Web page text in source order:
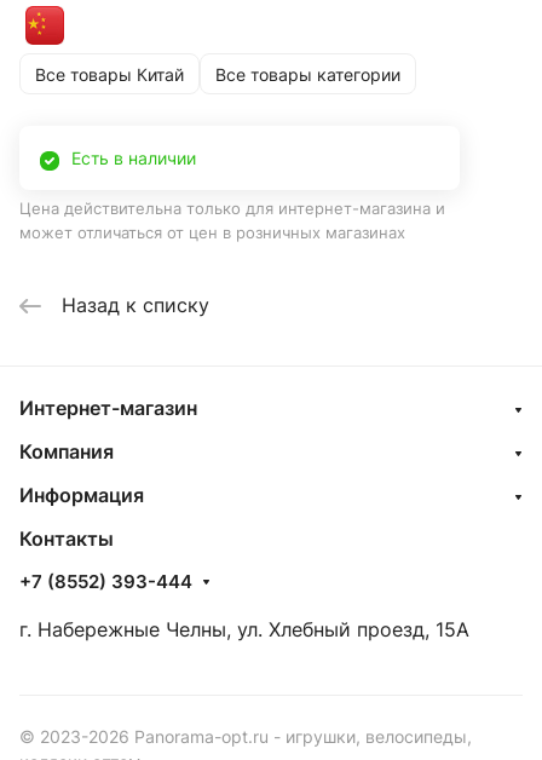
Все товары Китай Все товары категории
Есть в наличии
Цена действительна только для интернет-магазина и
может отличаться от цен в розничных магазинах
Назад к списку
Интернет-магазин
Компания
Информация
Контакты
+7 (8552) 393-444
г. Набережные Челны, ул. Хлебный проезд, 15А
© 2023-2026 Panorama-opt.ru - игрушки, велосипеды,